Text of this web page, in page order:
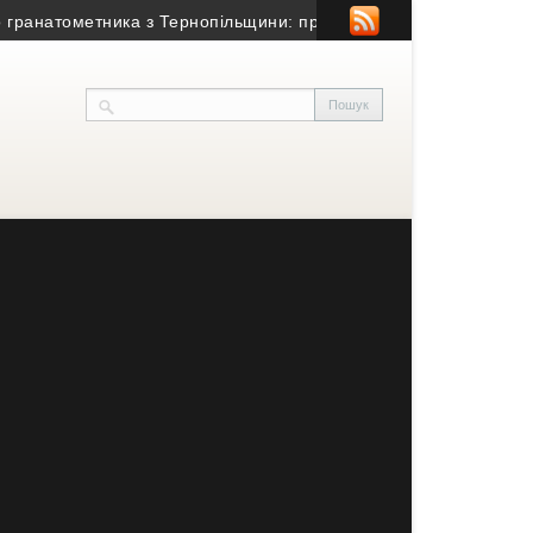
з Тернопільщини: причина смерті – гостра серцево-